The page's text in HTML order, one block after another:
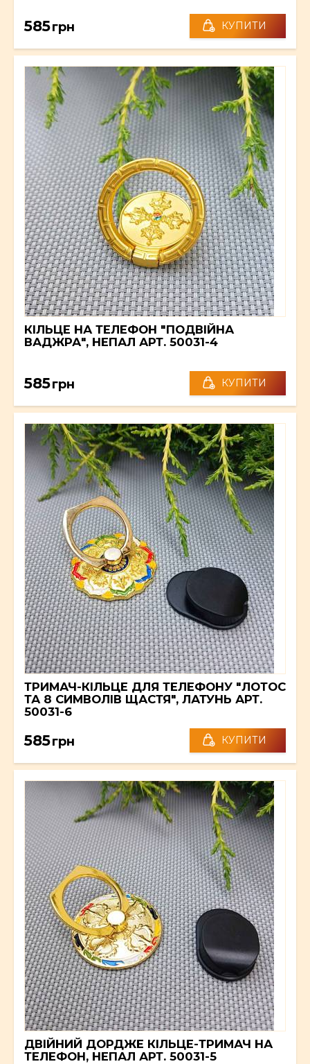
585грн КУПИТИ
КІЛЬЦЕ НА ТЕЛЕФОН "ПОДВІЙНА
ВАДЖРА", НЕПАЛ АРТ. 50031-4
585грн КУПИТИ
ТРИМАЧ-КІЛЬЦЕ ДЛЯ ТЕЛЕФОНУ "ЛОТОС
ТА 8 СИМВОЛІВ ЩАСТЯ", ЛАТУНЬ АРТ.
50031-6
585грн КУПИТИ
ДВІЙНИЙ ДОРДЖЕ КІЛЬЦЕ-ТРИМАЧ НА
ТЕЛЕФОН, НЕПАЛ АРТ. 50031-5